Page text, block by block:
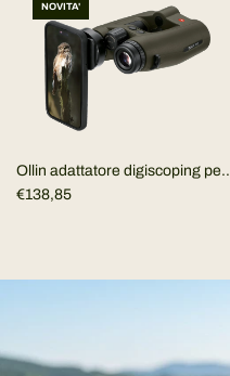
NOVITA'
Ollin adattatore digiscoping per
BINOCOLO (SOLO
€138,85